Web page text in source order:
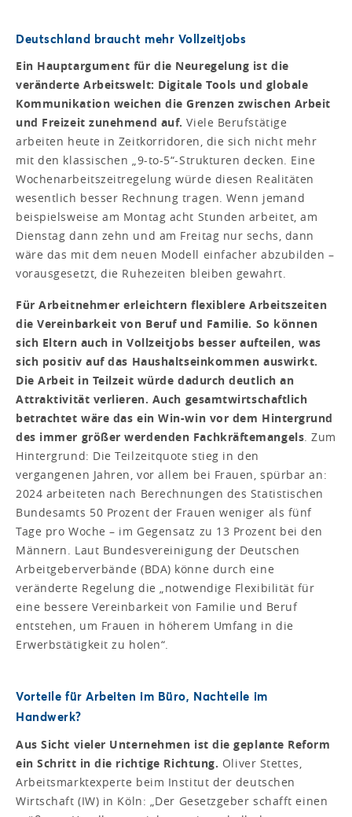
Deutschland braucht mehr Vollzeitjobs
Ein Hauptargument für die Neuregelung ist die
veränderte Arbeitswelt: Digitale Tools und globale
Kommunikation weichen die Grenzen zwischen Arbeit
und Freizeit zunehmend auf.Viele Berufstätige
arbeiten heute in Zeitkorridoren, die sich nicht mehr
mit den klassischen „9-to-5“-Strukturen decken. Eine
Wochenarbeitszeitregelung würde diesen Realitäten
wesentlich besser Rechnung tragen. Wenn jemand
beispielsweise am Montag acht Stunden arbeitet, am
Dienstag dann zehn und am Freitag nur sechs, dann
wäre das mit dem neuen Modell einfacher abzubilden –
vorausgesetzt, die Ruhezeiten bleiben gewahrt.
Für Arbeitnehmer erleichtern flexiblere Arbeitszeiten
die Vereinbarkeit von Beruf und Familie. So können
sich Eltern auch in Vollzeitjobs besser aufteilen, was
sich positiv auf das Haushaltseinkommen auswirkt.
Die Arbeit in Teilzeit würde dadurch deutlich an
Attraktivität verlieren. Auch gesamtwirtschaftlich
betrachtet wäre das ein Win-win vor dem Hintergrund
des immer größer werdenden Fachkräftemangels. Zum
Hintergrund: Die Teilzeitquote stieg in den
vergangenen Jahren, vor allem bei Frauen, spürbar an:
2024 arbeiteten nach Berechnungen des Statistischen
Bundesamts 50 Prozent der Frauen weniger als fünf
Tage pro Woche – im Gegensatz zu 13 Prozent bei den
Männern. Laut Bundesvereinigung der Deutschen
Arbeitgeberverbände (BDA) könne durch eine
veränderte Regelung die „notwendige Flexibilität für
eine bessere Vereinbarkeit von Familie und Beruf
entstehen, um Frauen in höherem Umfang in die
Erwerbstätigkeit zu holen“.
Vorteile für Arbeiten im Büro, Nachteile im
Handwerk?
Aus Sicht vieler Unternehmen ist die geplante Reform
ein Schritt in die richtige Richtung. Oliver Stettes,
Arbeitsmarktexperte beim Institut der deutschen
Wirtschaft (IW) in Köln: „Der Gesetzgeber schafft einen